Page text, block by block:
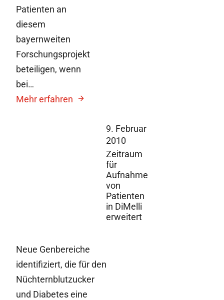
9. Februar
2010
Zeitraum
für
Aufnahme
von
Patienten
in DiMelli
erweitert
Patienten an
diesem
bayernweiten
Forschungsprojekt
beteiligen, wenn
bei…
Mehr erfahren
Neue Genbereiche
identifiziert, die für den
Nüchternblutzucker
und Diabetes eine